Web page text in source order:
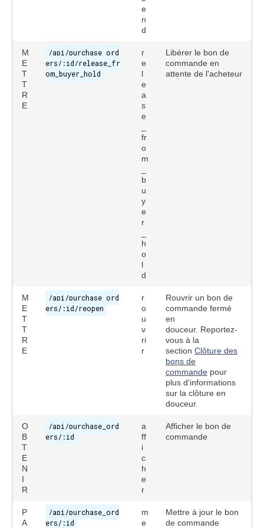
e
n
d
M
E
T
T
R
E
/api/purchase_ord
ers/:id/release_fr
om_buyer_hold
r
e
l
e
a
s
e
fr
o
m
b
u
y
e
r
h
o
l
d
Libérer le bon de
commande en
attente de l'acheteur
M
E
T
T
R
E
/api/purchase_ord
ers/:id/reopen
r
o
u
v
ri
r
Rouvrir un bon de
commande fermé
en
douceur. Reportez-
vous à la
section Clôture des
bons de
commande pour
plus d'informations
sur la clôture en
douceur.
O
B
T
E
N
I
R
/api/purchase_ord
ers/:id
a
ff
i
c
h
e
r
Afficher le bon de
commande
P
A
/api/purchase_ord
ers/:id
m
e
Mettre à jour le bon
de commande